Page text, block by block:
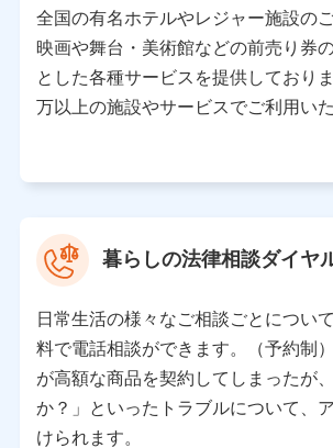
個人データの共同利用
当社は株式会社NTTドコモとの間で、
人データを共同利用します。
氏名、電話番号、メールアドレス、お客さ
性、連絡先、dポイントサービスのご利用
として、dポイントカード番号、性別、年
所、dポイント残高、dポイント利用履歴な
利用情報
当社又は株式会社NTTドコモが提供する各
ご契約・ご利用などに関する情報。例とし
会社NTTドコモが提供する各種サービスの
用履歴インターネット利用時の行動に関す
ーション利用時の行動に関する情報、購入
全国の有名ホテルやレジャー施設の
映画や舞台・美術館などの前売り券
とした各種サービスを提供しており
万以上の施設やサービスでご利用いた
暮らしの法律相談ダイヤ
日常生活の様々なご相談ごとについ
料で電話相談ができます。（予約制
が高額な商品を契約してしまったが
か？」といったトラブルについて、
けられます。